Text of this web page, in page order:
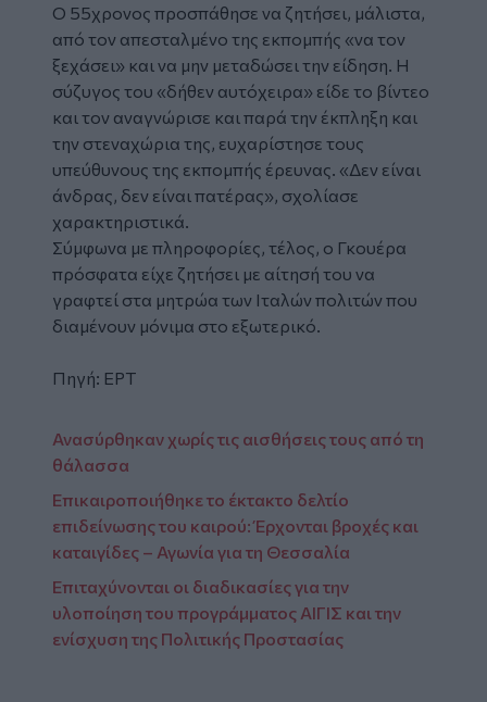
Ο 55χρονος προσπάθησε να ζητήσει, μάλιστα,
από τον απεσταλμένο της εκπομπής «να τον
ξεχάσει» και να μην μεταδώσει την είδηση. Η
σύζυγος του «δήθεν αυτόχειρα» είδε το βίντεο
και τον αναγνώρισε και παρά την έκπληξη και
την στεναχώρια της, ευχαρίστησε τους
υπεύθυνους της εκπομπής έρευνας. «Δεν είναι
άνδρας, δεν είναι πατέρας», σχολίασε
χαρακτηριστικά.
Σύμφωνα με πληροφορίες, τέλος, ο Γκουέρα
πρόσφατα είχε ζητήσει με αίτησή του να
γραφτεί στα μητρώα των Ιταλών πολιτών που
διαμένουν μόνιμα στο εξωτερικό.
Πηγή: ΕΡΤ
Ανασύρθηκαν χωρίς τις αισθήσεις τους από τη
θάλασσα
Επικαιροποιήθηκε το έκτακτο δελτίο
επιδείνωσης του καιρού: Έρχονται βροχές και
καταιγίδες – Αγωνία για τη Θεσσαλία
Επιταχύνονται οι διαδικασίες για την
υλοποίηση του προγράμματος ΑΙΓΙΣ και την
ενίσχυση της Πολιτικής Προστασίας